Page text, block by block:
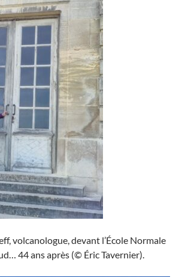
volcanologue, devant l’École Normale
44 ans après (© Éric Tavernier).